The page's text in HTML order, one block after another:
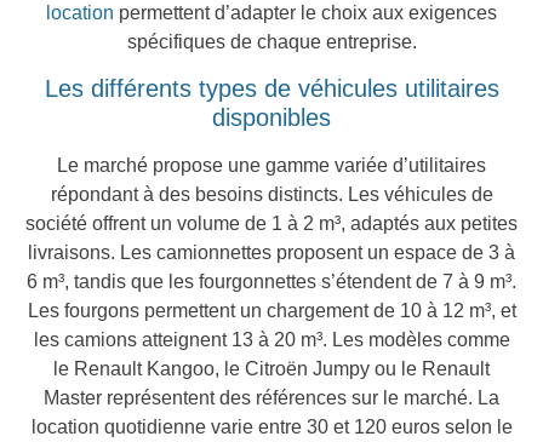
location permettent d’adapter le choix aux exigences
spécifiques de chaque entreprise.
Les différents types de véhicules utilitaires
disponibles
Le marché propose une gamme variée d’utilitaires
répondant à des besoins distincts. Les véhicules de
société offrent un volume de 1 à 2 m³, adaptés aux petites
livraisons. Les camionnettes proposent un espace de 3 à
6 m³, tandis que les fourgonnettes s’étendent de 7 à 9 m³.
Les fourgons permettent un chargement de 10 à 12 m³, et
les camions atteignent 13 à 20 m³. Les modèles comme
le Renault Kangoo, le Citroën Jumpy ou le Renault
Master représentent des références sur le marché. La
location quotidienne varie entre 30 et 120 euros selon le